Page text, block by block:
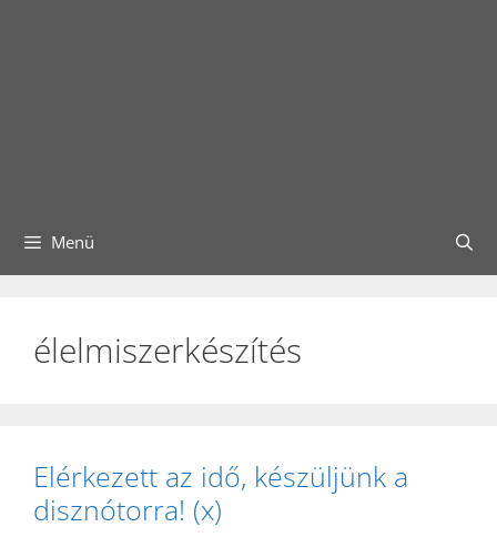
Menü
élelmiszerkészítés
Elérkezett az idő, készüljünk a
disznótorra! (x)